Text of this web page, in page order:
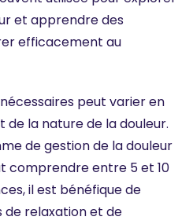
et apprendre des
efficacement au
peut varier en
la nature de la douleur.
de gestion de la douleur
comprendre entre 5 et 10
il est bénéfique de
de relaxation et de